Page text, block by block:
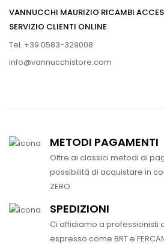
VANNUCCHI MAURIZIO RICAMBI
SERVIZIO CLIENTI ONLINE
Tel. +39 0583-329008
info@vannucchistore.com
METODI PAGAMENTI
Oltre ai classici metodi di
possibilità di acquistare in
ZERO.
SPEDIZIONI
Ci affidiamo a professionisti
espresso come BRT e